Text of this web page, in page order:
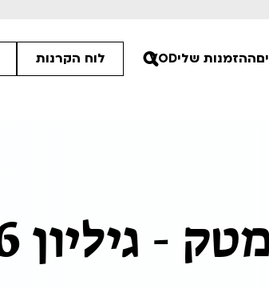
ההזמנות שליVOD לוח הקרנות
- גיליון 236